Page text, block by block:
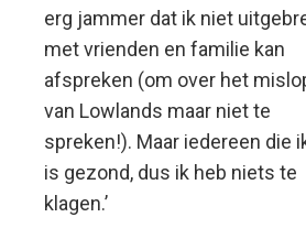
erg jammer dat ik niet
met vrienden en familie kan
afspreken (om over het
van Lowlands maar niet te
spreken!). Maar iedereen die
is gezond, dus ik heb niets te
klagen.’